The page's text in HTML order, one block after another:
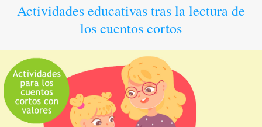
Actividades educativas tras la lectura de
los cuentos cortos